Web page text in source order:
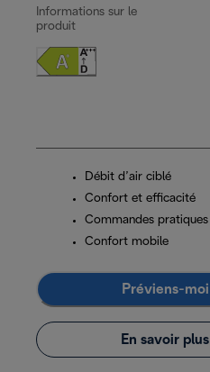
Informations sur le
produit
Débit d’air ciblé
Confort et efficacité
Commandes pratiques
Confort mobile
Préviens-moi
En savoir plus